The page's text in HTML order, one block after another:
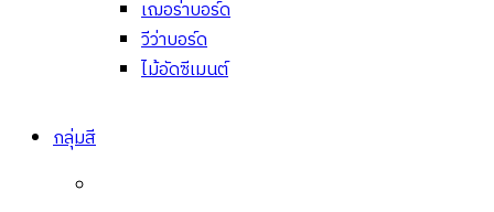
เฌอร่าบอร์ด
วีว่าบอร์ด
ไม้อัดซีเมนต์
กลุ่มสี